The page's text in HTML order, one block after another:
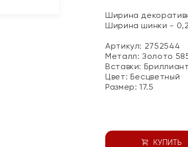
Ширина
Ширина шинки -
Артикул: 2752544
Металл:Золото
Вставки: Бриллиант
Цвет: Бесцветный
Размер:17.5
КУПИТЬ